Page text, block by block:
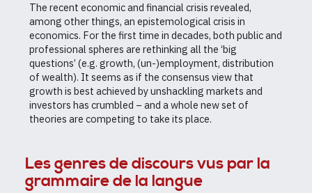
Competition
in
Economics:
Economists
and
Economic
Discourses
in
Germany
1980-
2007'
The recent economic and financial crisis revealed,
among other things, an epistemological crisis in
economics. For the first time in decades, both public and
professional spheres are rethinking all the ‘big
questions’ (e.g. growth, (un-)employment, distribution
of wealth). It seems as if the consensus view that
growth is best achieved by unshackling markets and
investors has crumbled – and a whole new set of
theories are competing to take its place.
Les genres de discours vus par la
grammaire de la langue